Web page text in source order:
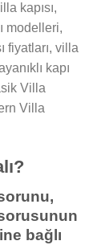
kapısı,
modelleri,
fiyatları, villa
kapı
Villa
Villa
bağlı